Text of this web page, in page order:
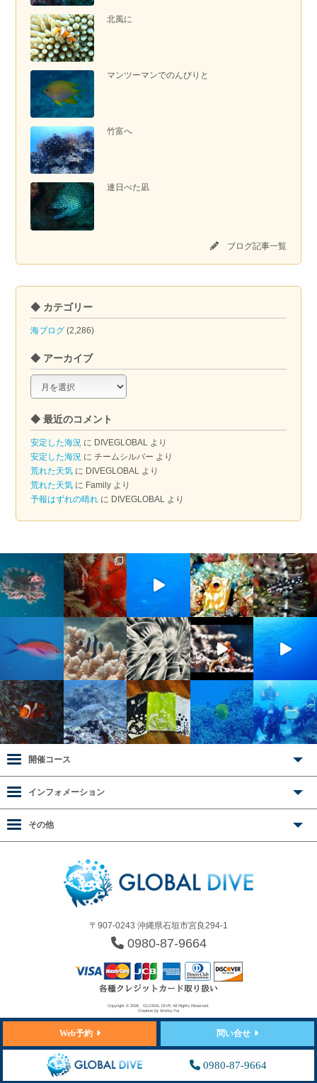
北風に
マンツーマンでのんびりと
竹富へ
連日べた凪
ブログ記事一覧
◆ カテゴリー
海ブログ (2,286)
◆ アーカイブ
ア
カ
イ
ブ
◆ 最近のコメント
安定した海況 に DIVEGLOBAL より
安定した海況 にチームシルバー より
荒れた天気 に DIVEGLOBAL より
荒れた天気 に Family より
予報はずれの晴れ に DIVEGLOBAL より
〒907-0243 沖縄県石垣市宮良294-1
0980-87-9664
開催コース
インフォメーション
その他
Copyright © 2026 GLOBAL DIVE All Rights Reserved.
Creative by Works-Yui
Web予約 問い合せ
0980-87-9664